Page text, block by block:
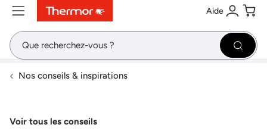
ContenuMenuRecherche Aide
Se
Nos conseils & inspirations
Voir tous les conseils